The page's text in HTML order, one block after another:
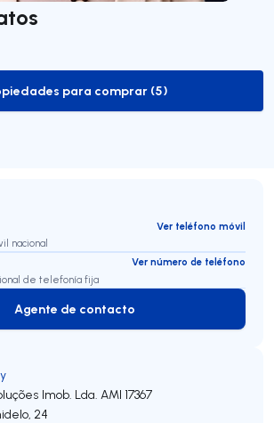
to-buy-listing
para comprar (5)
Ver teléfono móvil
nacional
Ver número de teléfono
de telefonía fija
Agente de contacto
Agente de contacto
Imob. Lda. AMI 17367
24